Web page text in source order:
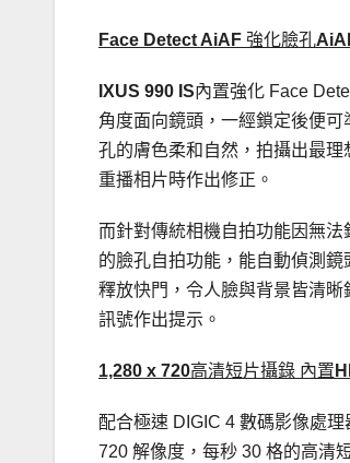
Face Detect AiAF 強化臉孔
IXUS 990 IS內置強化 Face
角度面向鏡頭，一經鎖定後便
孔的膚色柔和自然，拍攝出最
重播相片時作出修正。
而針對傳統相機自拍功能因無
的臉孔自拍功能，能自動偵測
釋放快門，令人臉與背景皆清晰
訊號作出提示。
1,280 x 720高清短片攝錄 內置
配合極速 DIGIC 4 數碼影像處理
720 解像度，每秒 30 格的高清